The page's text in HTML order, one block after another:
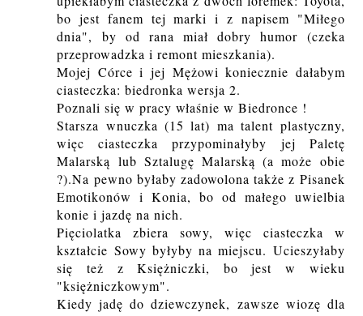
bo jest fanem tej marki i z napisem "Miłego
dnia", by od rana miał dobry humor (czeka
przeprowadzka i remont mieszkania).
Mojej Córce i jej Mężowi koniecznie dałabym
ciasteczka: biedronka wersja 2.
Poznali się w pracy właśnie w Biedronce !
Starsza wnuczka (15 lat) ma talent plastyczny,
więc ciasteczka przypominałyby jej Paletę
Malarską lub Sztalugę Malarską (a może obie
?).Na pewno byłaby zadowolona także z Pisanek
Emotikonów i Konia, bo od małego uwielbia
konie i jazdę na nich.
Pięciolatka zbiera sowy, więc ciasteczka w
kształcie Sowy byłyby na miejscu. Ucieszyłaby
się też z Księżniczki, bo jest w wieku
"księżniczkowym".
Kiedy jadę do dziewczynek, zawsze wiozę dla